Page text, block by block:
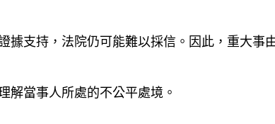
據支持，法院仍可能難以採信。因此，重大事
解當事人所處的不公平處境。